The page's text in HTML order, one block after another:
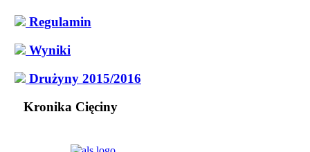
Regulamin
Wyniki
Drużyny 2015/2016
Kronika Cięciny